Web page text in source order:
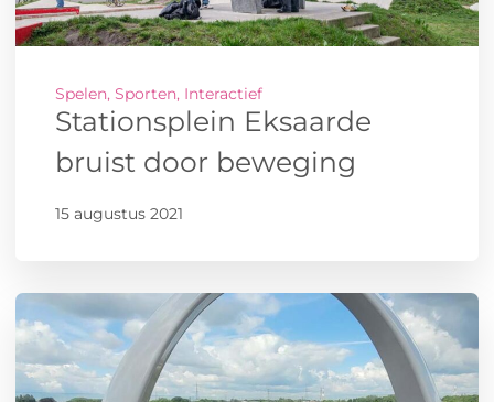
Spelen, Sporten, Interactief
Stationsplein Eksaarde
bruist door beweging
15 augustus 2021